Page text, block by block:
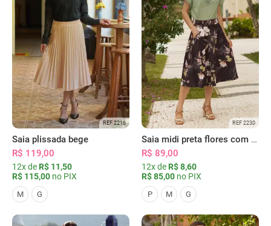
REF 2216
Saia plissada bege
R$ 119,00
12x de R$ 11,50
R$ 115,00 no PIX
M G
REF 2230
Saia midi preta flores com bolsos
R$ 89,00
12x de R$ 8,60
R$ 85,00 no PIX
P M G